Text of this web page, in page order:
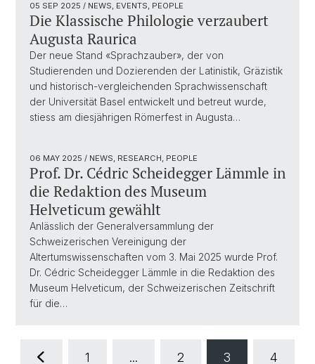
05 SEP 2025 / NEWS, EVENTS, PEOPLE
Die Klassische Philologie verzaubert
Augusta Raurica
Der neue Stand «Sprachzauber», der von
Studierenden und Dozierenden der Latinistik, Gräzistik
und historisch-vergleichenden Sprachwissenschaft
der Universität Basel entwickelt und betreut wurde,
stiess am diesjährigen Römerfest in Augusta…
06 MAY 2025 / NEWS, RESEARCH, PEOPLE
Prof. Dr. Cédric Scheidegger Lämmle in
die Redaktion des Museum
Helveticum gewählt
Anlässlich der Generalversammlung der
Schweizerischen Vereinigung der
Altertumswissenschaften vom 3. Mai 2025 wurde Prof.
Dr. Cédric Scheidegger Lämmle in die Redaktion des
Museum Helveticum, der Schweizerischen Zeitschrift
für die…
1 ... 2 3 4